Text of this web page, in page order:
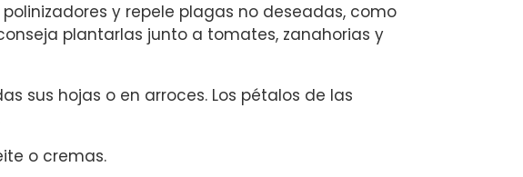
y repele plagas no deseadas, como
plantarlas junto a tomates, zanahorias y
sus hojas o en arroces. Los pétalos de las
o cremas.